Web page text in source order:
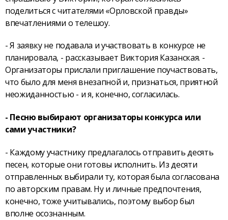
поделиться с читателями «Орловской правды»
впечатлениями о телешоу.
- Я заявку не подавала и участвовать в конкурсе не
планировала, - рассказывает Виктория Казанская. -
Организаторы прислали приглашение поучаствовать,
что было для меня внезапной и, признаться, приятной
неожиданностью - и я, конечно, согласилась.
- Песню выбирают организаторы конкурса или
сами участники?
- Каждому участнику предлагалось отправить десять
песен, которые они готовы исполнить. Из десяти
отправленных выбирали ту, которая была согласована
по авторским правам. Ну и личные предпочтения,
конечно, тоже учитывались, поэтому выбор был
вполне осознанным.